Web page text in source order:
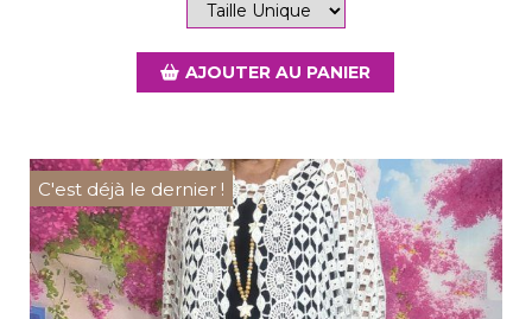
AJOUTER AU PANIER
C'est déjà le dernier !